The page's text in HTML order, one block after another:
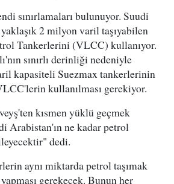
sınırlamaları bulunuyor. Suudi
2 milyon varil taşıyabilen
Tankerlerini (VLCC) kullanıyor.
sınırlı derinliği nedeniyle
kapasiteli Suezmax tankerlerinin
kullanılması gerekiyor.
kısmen yüklü geçmek
Arabistan'ın ne kadar petrol
dedi.
aynı miktarda petrol taşımak
gerekecek. Bunun her